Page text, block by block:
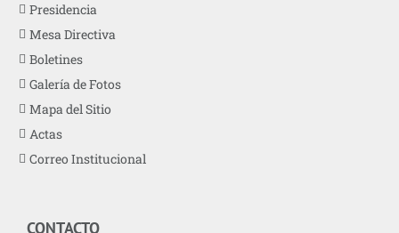
Presidencia
Mesa Directiva
Boletines
Galería de Fotos
Mapa del Sitio
Actas
Correo Institucional
CONTACTO